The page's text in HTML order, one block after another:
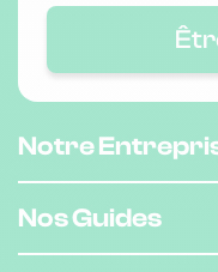
Nombre de lots
2 av de
Nombre de lots
74 che de
de-Cubzac
Notre
Nos Guides